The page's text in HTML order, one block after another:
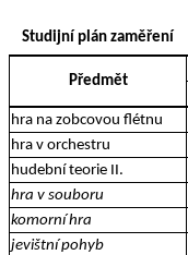
Studijní plán zaměření
Předmět
hra na zobcovou flétnu
hra v orchestru
hudební teorie II.
hra v souboru
komorní hra
jevištní pohyb